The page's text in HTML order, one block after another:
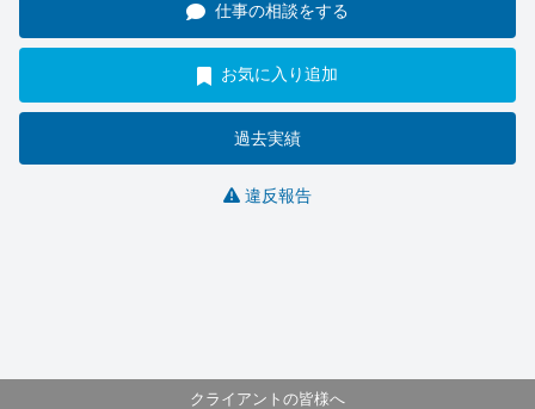
仕事の相談をする
お気に入り追加
過去実績
違反報告
クライアントの皆様へ